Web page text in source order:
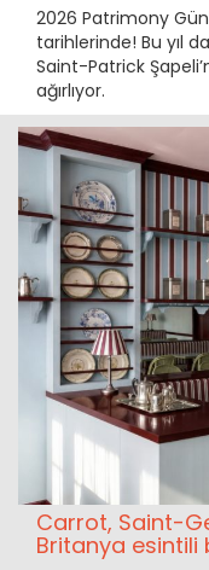
2026 Patrimony
tarihlerinde! Bu yıl
Saint-Patrick
ağırlıyor.
Carrot, Saint-
Britanya esintili